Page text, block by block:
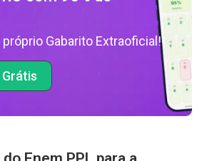
Gabarito Extraoficial!